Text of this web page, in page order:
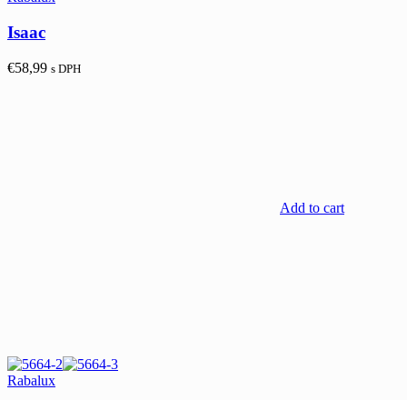
Isaac
€58,99 s DPH
Add to cart
Rabalux